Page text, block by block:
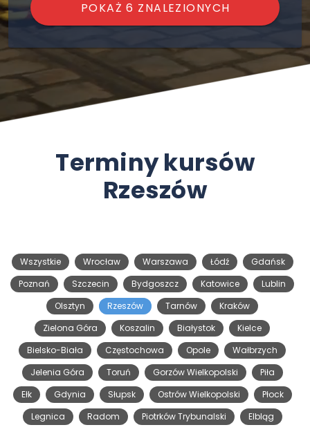
POKAŻ 6 ZNALEZIONYCH
Terminy kursów
Rzeszów
Wszystkie Wrocław Warszawa Łódź
Gdańsk
Poznań
Szczecin Bydgoszcz Katowice
Lublin
Olsztyn
Rzeszów Tarnów
Kraków
Zielona Góra
Koszalin Białystok
Kielce
Bielsko-Biała
Częstochowa Opole
Wałbrzych
Jelenia Góra
Toruń Gorzów Wielkopolski
Piła
Ełk
Gdynia Słupsk Ostrów Wielkopolski
Płock
Legnica
Radom Piotrków Trybunalski Elbląg